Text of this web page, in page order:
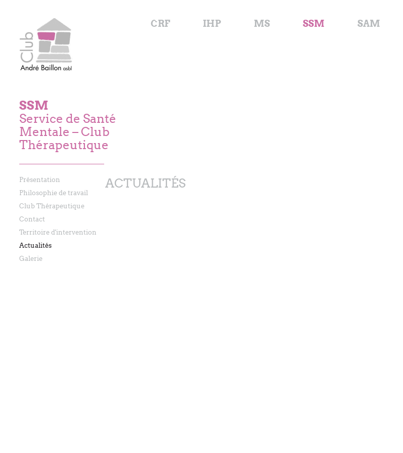
CRF IHP MS SSM SAM
SSM
Service de Santé
Mentale – Club
Thérapeutique
Présentation
Philosophie de travail
Club Thérapeutique
Contact
Territoire d'intervention
Actualités
Galerie
ACTUALITÉS